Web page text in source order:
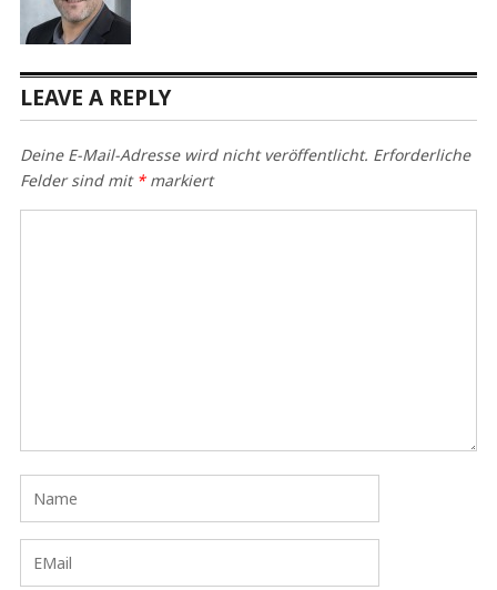
LEAVE A REPLY
Deine E-Mail-Adresse wird nicht veröffentlicht. Erforderliche
Felder sind mit *markiert